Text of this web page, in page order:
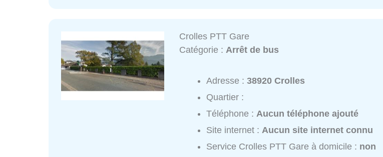
Crolles PTT Gare
Catégorie :Arrêt de bus
Adresse :38920 Crolles
Quartier :
Téléphone : Aucun téléphone ajouté
Site internet : Aucun site internet connu
Service Crolles PTT Gare à domicile : non